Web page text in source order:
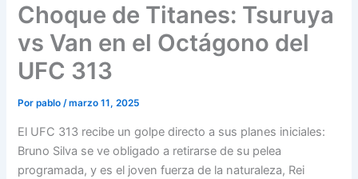
Choque de Titanes: Tsuruya
vs Van en el Octágono del
UFC 313
Porpablo/marzo 11, 2025
El UFC 313 recibe un golpe directo a sus planes iniciales:
Bruno Silva se ve obligado a retirarse de su pelea
programada, y es el joven fuerza de la naturaleza, Rei